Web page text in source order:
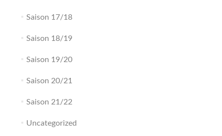
Saison 17/18
Saison 18/19
Saison 19/20
Saison 20/21
Saison 21/22
Uncategorized